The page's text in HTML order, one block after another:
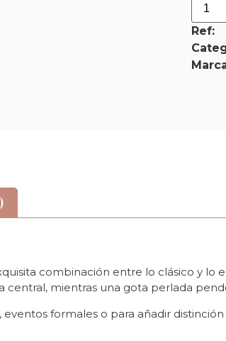
Ref:
combinación entre lo clásico y lo
central, mientras una gota perlada
formales o para añadir